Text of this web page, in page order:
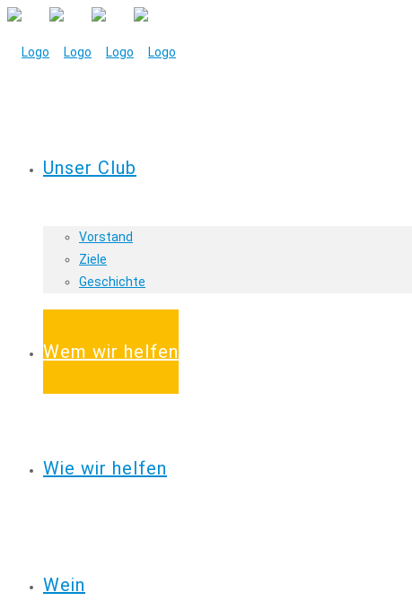
Unser Club
Vorstand
Ziele
Geschichte
Wem wir helfen
Wie wir helfen
Wein